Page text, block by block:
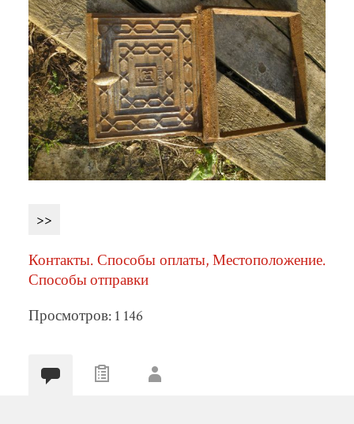
>>
Контакты. Способы оплаты, Местоположение.
Способы отправки
Просмотров: 1 146